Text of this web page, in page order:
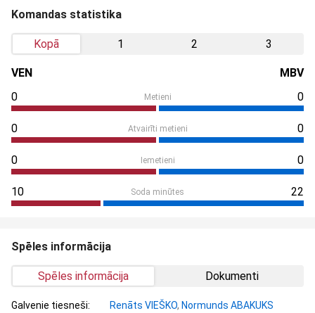
Komandas statistika
Kopā 1 2 3
VEN
MBV
0
Metieni 0
0 Atvairīti metieni 0
0 Iemetieni 0
10 Soda minūtes 22
Spēles informācija
Spēles informācija Dokumenti
Galvenie tiesneši: Renāts VIEŠKO, Normunds ABAKUKS